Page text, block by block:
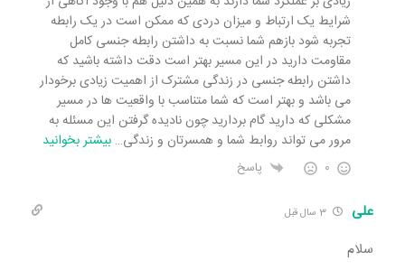
شرایط یک ارتباط و میزان دردی که ممکن است در یک رابطه
تجربه شود بازهم شما نسبت به داشتن رابطه جنسی کامل
مقاومت دارید در این مسیر بهتر است دقت داشته باشید که
داشتن رابطه جنسی در زندگی مشترک از اهمیت زیادی برخودار
می باشد و بهتر است که شما متناسب با واقعیت ها در مسیر
مشکلی که دارید گام بردارید چون نادیده گرفتن این مسئله به
مرور می تواند روابط شما و همسرتان و زندگی… بیشتر بخوانید
0 پاسخ
علی
سلام